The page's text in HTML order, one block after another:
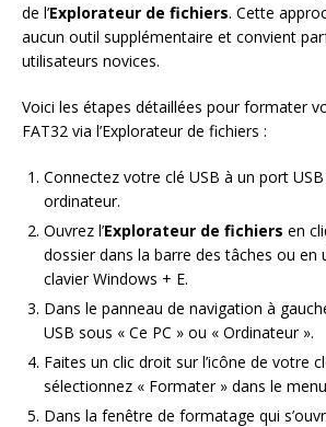
de l’Explorateur de fichiers. Cette
aucun outil supplémentaire et convient
utilisateurs novices.
Voici les étapes détaillées pour formater
FAT32 via l’Explorateur de fichiers :
Connectez votre clé USB à un port
ordinateur.
Ouvrez l’Explorateur de fichiers en
dossier dans la barre des tâches ou en
clavier Windows + E.
Dans le panneau de navigation à
USB sous « Ce PC » ou « Ordinateur ».
Faites un clic droit sur l’icône de votre
sélectionnez « Formater » dans le
Dans la fenêtre de formatage qui